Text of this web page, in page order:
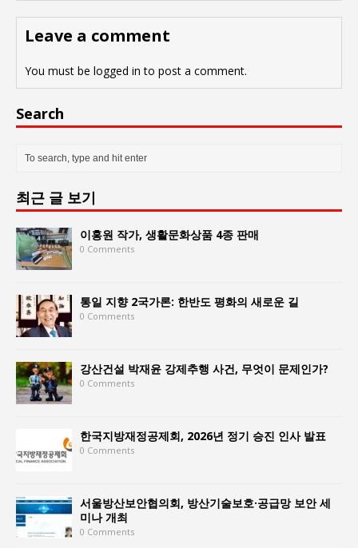
Leave a comment
You must be logged in to post a comment.
Search
최근 글 보기
이홍원 작가, 생활문화상품 4종 판매
0 Comments
통일 지향 2국가론: 한반도 평화의 새로운 길
0 Comments
강산건설 박재윤 강제추행 사건, 무엇이 문제인가?
0 Comments
한국지방재정공제회, 2026년 정기 승진 인사 발표
0 Comments
서울방산보안협의회, 방산기술보호·공급망 보안 세
미나 개최
0 Comments